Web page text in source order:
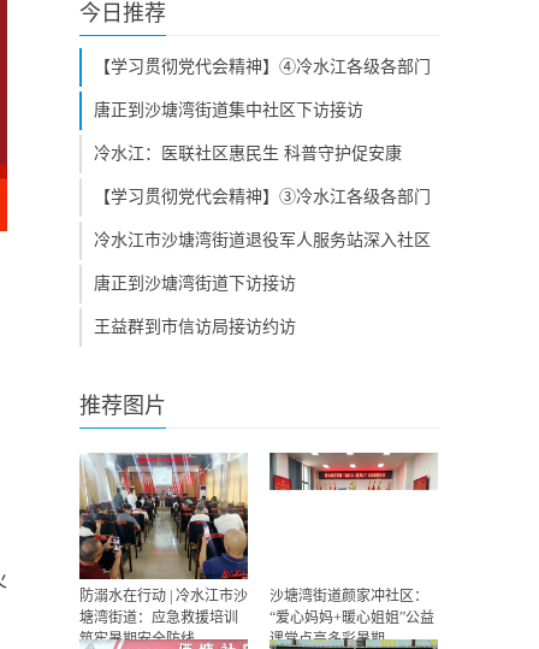
今日推荐
【学习贯彻党代会精神】④冷水江各级各部门
传达学习市第十二次党代会精神
唐正到沙塘湾街道集中社区下访接访
冷水江：医联社区惠民生 科普守护促安康
【学习贯彻党代会精神】③冷水江各级各部门
传达学习市第十二次党代会精神
冷水江市沙塘湾街道退役军人服务站深入社区
开展座谈会
唐正到沙塘湾街道下访接访
王益群到市信访局接访约访
推荐图片
防溺水在行动 | 冷水江市沙
塘湾街道：应急救援培训
筑牢暑期安全防线
沙塘湾街道颜家冲社区：
“爱心妈妈+暖心姐姐”公益
课堂点亮多彩暑期